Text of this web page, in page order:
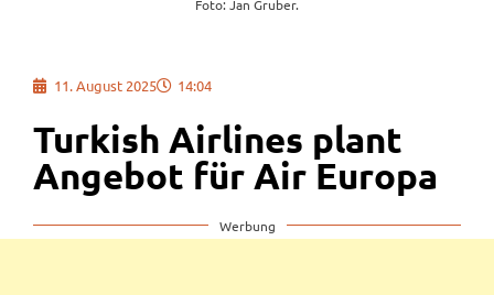
Foto: Jan Gruber.
11. August 2025 14:04
Turkish Airlines plant
Angebot für Air Europa
Werbung